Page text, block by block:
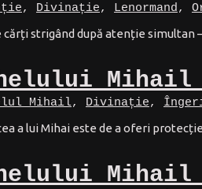
, Divinație, Lenormand,
strigând după atenție
Mihail
Mihail, Divinație,
a lui Mihai este de a oferi